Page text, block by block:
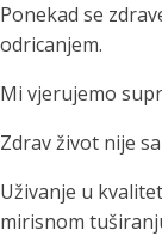
Ponekad se
odricanjem.
Mi vjerujemo
Zdrav život nije
Uživanje u
mirisnom